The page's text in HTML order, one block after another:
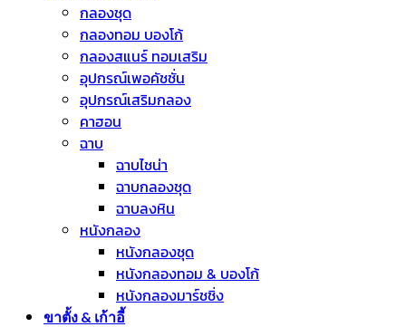
กลองชุด
กลองทอม บองโก้
กลองสแนร์ ทอมเสริม
อุปกรณ์เพอคัชชั่น
อุปกรณ์เสริมกลอง
คาฮอน
ฉาบ
ฉาบไชน่า
ฉาบกลองชุด
ฉาบลงหิน
หนังกลอง
หนังกลองชุด
หนังกลองทอม & บองโก้
หนังกลองมาร์ชชิ่ง
ขาตั้ง & เก้าอี้